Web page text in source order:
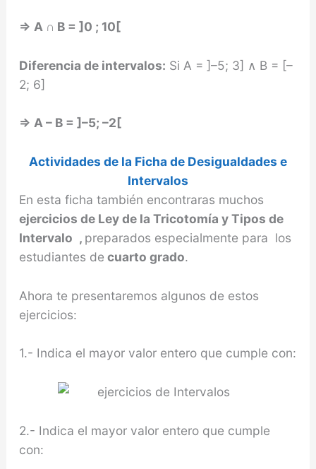
⇒ A ∩ B = ]0 ; 10[
Diferencia de intervalos: Si A = ]–5; 3] ∧ B = [–
2; 6]
⇒ A – B = ]–5; –2[
Actividades de la Ficha de Desigualdades e
Intervalos
En esta ficha también encontraras muchos
ejercicios de Ley de la Tricotomía y Tipos de
Intervalo , preparados especialmente para los
estudiantes de cuarto grado.
Ahora te presentaremos algunos de estos
ejercicios:
1.- Indica el mayor valor entero que cumple con:
2.- Indica el mayor valor entero que cumple
con: